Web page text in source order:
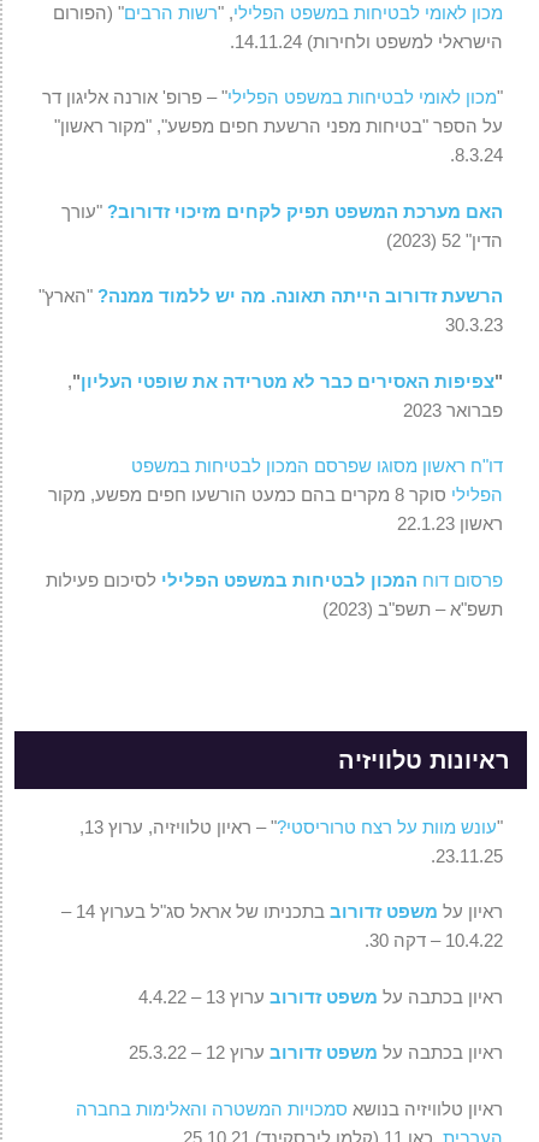
מכון לאומי לבטיחות במשפט הפלילי, "רשות הרבים" (הפורום
הישראלי למשפט ולחירות) 14.11.24.
"מכון לאומי לבטיחות במשפט הפלילי" – פרופ' אורנה אליגון דר
על הספר "בטיחות מפני הרשעת חפים מפשע", "מקור ראשון"
8.3.24.
האם מערכת המשפט תפיק לקחים מזיכוי זדורוב? "עורך
הדין" 52 (2023)
הרשעת זדורוב הייתה תאונה. מה יש ללמוד ממנה? "הארץ"
30.3.23
"צפיפות האסירים כבר לא מטרידה את שופטי העליון"
,
פברואר 2023
דו"ח ראשון מסוגו שפרסם המכון לבטיחות במשפט
הפלילי
סוקר 8 מקרים בהם כמעט הורשעו חפים מפשע, מקור
ראשון 22.1.23
פרסום דוח המכון לבטיחות במשפט הפלילי לסיכום פעילות
תשפ"א – תשפ"ב (2023)
ראיונות טלוויזיה
"עונש מוות על רצח טרוריסטי?
" – ראיון טלוויזיה, ערוץ 13,
23.11.25.
ראיון על משפט זדורוב
בתכניתו של אראל סג"ל בערוץ 14 –
10.4.22 – דקה 30.
ראיון בכתבה על משפט זדורוב ערוץ 13 – 4.4.22
ראיון בכתבה על משפט זדורוב ערוץ 12 – 25.3.22
ראיון טלוויזיה בנושא סמכויות המשטרה והאלימות בחברה
הערבית , כאן 11 (קלמן ליבסקינד) 25.10.21